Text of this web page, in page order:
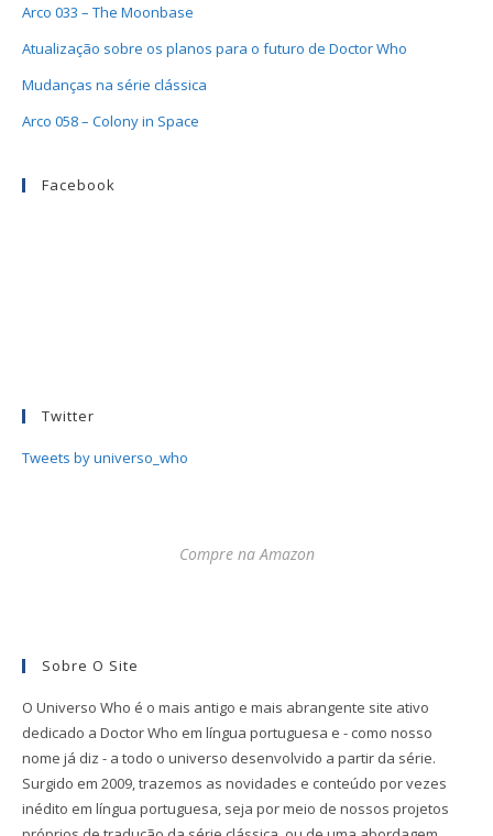
Arco 033 – The Moonbase
Atualização sobre os planos para o futuro de Doctor Who
Mudanças na série clássica
Arco 058 – Colony in Space
Facebook
Twitter
Tweets by universo_who
Compre na Amazon
Sobre O Site
O Universo Who é o mais antigo e mais abrangente site ativo
dedicado a Doctor Who em língua portuguesa e - como nosso
nome já diz - a todo o universo desenvolvido a partir da série.
Surgido em 2009, trazemos as novidades e conteúdo por vezes
inédito em língua portuguesa, seja por meio de nossos projetos